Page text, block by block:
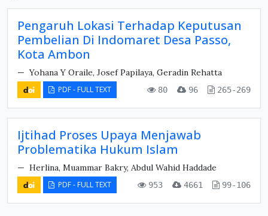
Pengaruh Lokasi Terhadap Keputusan
Pembelian Di Indomaret Desa Passo,
Kota Ambon
Yohana Y Oraile, Josef Papilaya, Geradin Rehatta
PDF - FULL TEXT 80 96 265-269
Ijtihad Proses Upaya Menjawab
Problematika Hukum Islam
Herlina, Muammar Bakry, Abdul Wahid Haddade
PDF - FULL TEXT 953 4661 99-106